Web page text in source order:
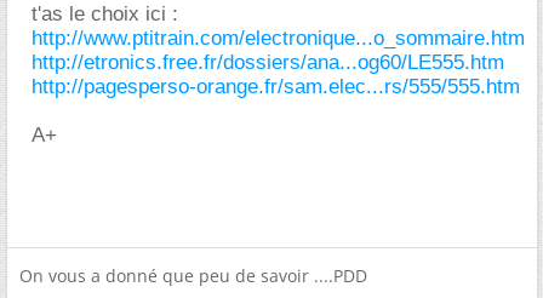
t'as le choix ici :
http://www.ptitrain.com/electronique...o_sommaire.htm
http://etronics.free.fr/dossiers/ana...og60/LE555.htm
http://pagesperso-orange.fr/sam.elec...rs/555/555.htm
A+
On vous a donné que peu de savoir ....PDD